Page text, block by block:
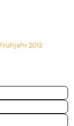
2012